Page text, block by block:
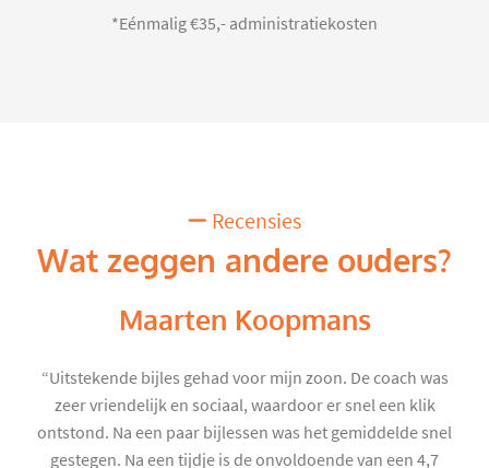
*Eénmalig €35,- administratiekosten
Recensies
Wat zeggen andere ouders?
Maarten Koopmans
“Uitstekende bijles gehad voor mijn zoon. De coach was
zeer vriendelijk en sociaal, waardoor er snel een klik
ontstond. Na een paar bijlessen was het gemiddelde snel
gestegen. Na een tijdje is de onvoldoende van een 4,7